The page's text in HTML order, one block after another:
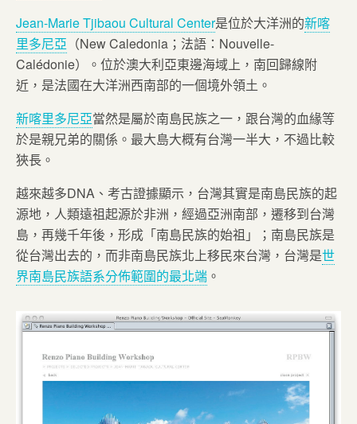
Jean-Marie Tjibaou Cultural Center是位於大洋洲的新喀
里多尼亞 （New Caledonia；法語：Nouvelle-
Calédonie）。位於澳大利亞東邊海域上，南回歸線附
近，是法國在大洋洲西南部的一個境外領土。
新喀里多尼亞當然是屬於南島民族之一，跟台灣的血緣等
於是親兄弟的關係。最大島大概有台灣一半大，不過比較
狹長。
越來越多DNA、考古證據顯示，台灣其實是南島民族的起
源地，人類遠祖起源於非洲，經過亞洲南部，遷移到台灣
島，再幾千年後，形成「南島民族的始祖」；南島民族是
從台灣出去的，而非南島民族北上移民來台灣，台灣是世
界南島民族語系分佈範圍的最北端 。